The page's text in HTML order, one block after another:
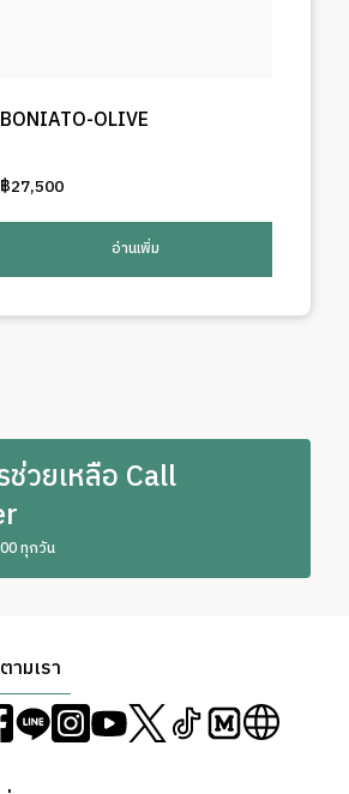
BONIATO-OLIVE
฿27,500
อ่านเพิ่ม
วยเหลือ Call
ทุกวัน
ามเรา